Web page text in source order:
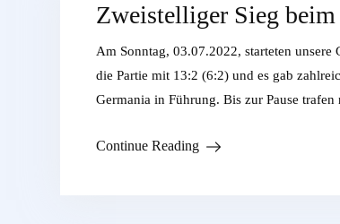
Zweistelliger Sieg
Am Sonntag, 03.07.2022, starteten
die Partie mit 13:2 (6:2) und es gab
Germania in Führung. Bis zur Pause
Continue Reading